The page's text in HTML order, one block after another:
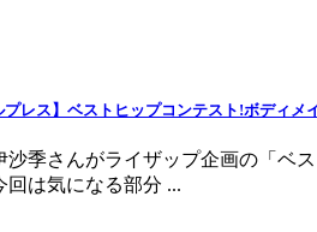
レス】ベストヒップコンテスト!ボディメ
沙季さんがライザップ企画の「ベ
回は気になる部分 ...